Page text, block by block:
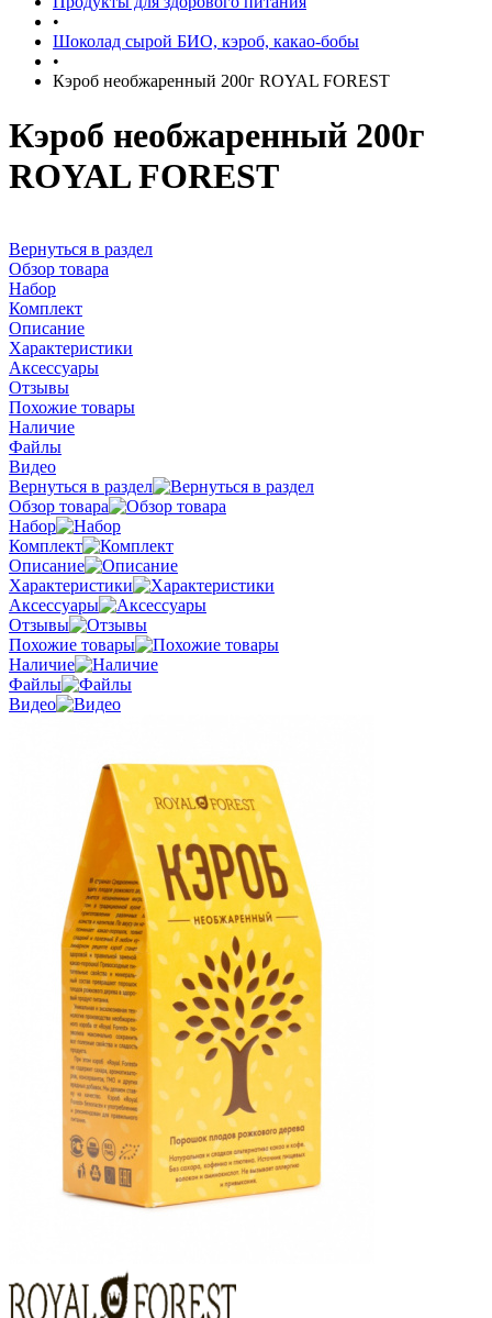
•
Шоколад сырой БИО, кэроб, какао-бобы
•
Кэроб необжаренный 200г ROYAL FOREST
Кэроб необжаренный 200г
ROYAL FOREST
Вернуться в раздел
Обзор товара
Набор
Комплект
Описание
Характеристики
Аксессуары
Отзывы
Похожие товары
Наличие
Файлы
Видео
Вернуться в раздел
Обзор товара
Набор
Комплект
Описание
Характеристики
Аксессуары
Отзывы
Похожие товары
Наличие
Файлы
Видео